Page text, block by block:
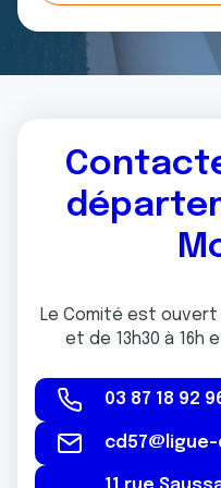
avec d'autres
ou qu'ils ont collectées
services.
Le Comité est ouvert
et de 13h30 à 16h
03 87 18 92